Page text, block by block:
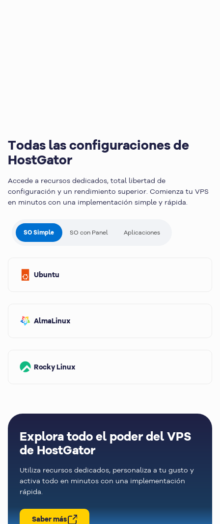
Todas lasconfiguracionesde
HostGator
Accede a recursos dedicados, total libertad de
configuración y un rendimiento superior. Comienza tu VPS
en minutos con una implementación simple y rápida.
SO Simple SO con Panel Aplicaciones
Ubuntu
AlmaLinux
Rocky Linux
Explora todo el poder del VPS
de HostGator
Utiliza recursos dedicados, personaliza a tu gusto y
activa todo en minutos con una implementación
rápida.
Saber más